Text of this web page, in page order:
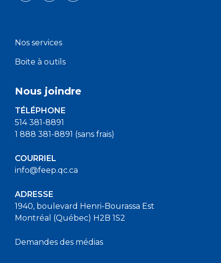
Nos services
Boite à outils
Nous joindre
TÉLÉPHONE
514 381-8891
1 888 381-8891 (sans frais)
COURRIEL
info@feep.qc.ca
ADRESSE
1940, boulevard Henri-Bourassa Est
Montréal (Québec) H2B 1S2
Demandes des médias